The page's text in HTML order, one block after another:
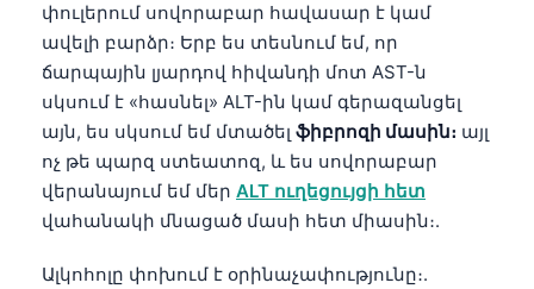
փուլերում սովորաբար հավասար է կամ
ավելի բարձր։ Երբ ես տեսնում եմ, որ
ճարպային լյարդով հիվանդի մոտ AST-ն
սկսում է «հասնել» ALT-ին կամ գերազանցել
այն, ես սկսում եմ մտածել ֆիբրոզի մասին։ այլ
ոչ թե պարզ ստեատոզ, և ես սովորաբար
վերանայում եմ մեր ALT ուղեցույցի հետ
վահանակի մնացած մասի հետ միասին։.
Ալկոհոլը փոխում է օրինաչափությունը։.